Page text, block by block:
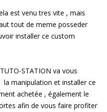
est venu tres vite , mais
tout de meme posseder
installer ce custom
STATION va vous
manipulation et installer ce
achetée , également le
afin de vous faire profiter